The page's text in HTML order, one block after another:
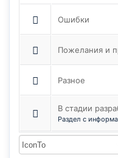
Ошибки
Пожелания и
Разное
В стадии
Раздел с